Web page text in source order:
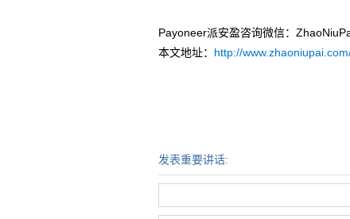
Payoneer派安盈咨询微信：
本文地址： http://
发表重要讲话: